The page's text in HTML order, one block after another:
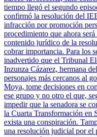
tiempo llegó el segundo
confirmó la resolución del
infracción por promoción
procedimiento que ahora
contenido jurídico de la
cobrar importancia. Para los
inadvertido que el Tribunal
Inzunza Cázarez, hermana
personajes más cercanos al
Moya, tome decisiones en
ese grupo y no otro el que,
impedir que la senadora se
la Cuarta Transformación en
exista una conspiración.
una resolución judicial por el